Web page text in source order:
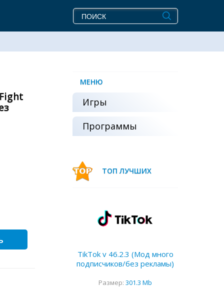
МЕНЮ
Игры
Программы
ТОП ЛУЧШИХ
TikTok v 46.2.3 (Мод много
подписчиков/без рекламы)
Размер: 301.3 Mb